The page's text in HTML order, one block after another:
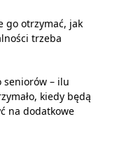
go otrzymać, jak
trzeba
seniorów – ilu
kiedy będą
na dodatkowe